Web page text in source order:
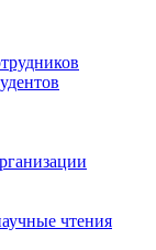
чтения